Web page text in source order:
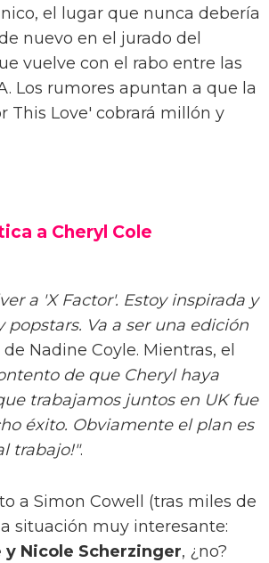
el lugar que nunca debería
nuevo en el jurado del
vuelve con el rabo entre las
Los rumores apuntan a que la
This Love' cobrará millón y
a Cheryl Cole
a 'X Factor'. Estoy inspirada y
Va a ser una edición
Nadine Coyle. Mientras, el
de que Cheryl haya
trabajamos juntos en UK fue
éxito. Obviamente el plan es
trabajo!".
a Simon Cowell (tras miles de
situación muy interesante:
y Nicole Scherzinger, ¿no?